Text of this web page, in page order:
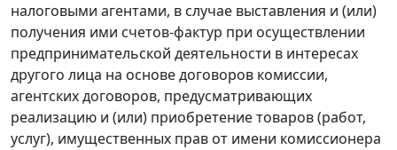
налоговыми агентами, в случае выставления и (или)
получения ими счетов-фактур при осуществлении
предпринимательской деятельности в интересах
другого лица на основе договоров комиссии,
агентских договоров, предусматривающих
реализацию и (или) приобретение товаров (работ,
услуг), имущественных прав от имени комиссионера